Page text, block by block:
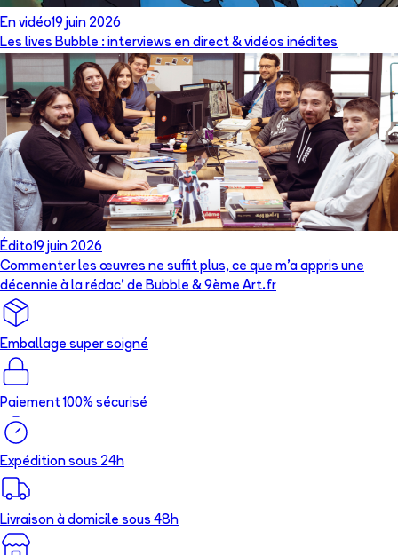
En vidéo19 juin 2026
Les lives Bubble : interviews en direct & vidéos inédites
Édito19 juin 2026
Commenter les œuvres ne suffit plus, ce que m’a appris une
décennie à la rédac’ de Bubble & 9ème Art.fr
Emballage super soigné
Paiement 100% sécurisé
Expédition sous 24h
Livraison à domicile sous 48h